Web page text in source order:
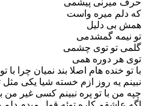
حرف میرنی پیشمی
که دلم میره واست
همش بی دلیل
تو نیمه گمشدمی
گلمی تو توی چشمی
توی هر دوره همی
با تو خنده هام اصلا بند نمیان چرا
نبینم یه روز ازم خسته شیا یکی مثل
چپه من با تو پره نبینم کسی غیر